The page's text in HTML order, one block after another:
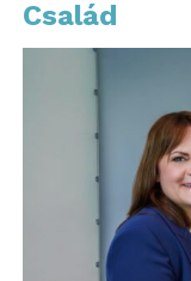
Család